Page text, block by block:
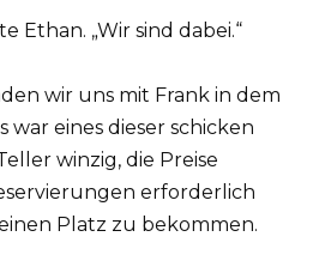
Ethan. „Wir sind dabei.“
wir uns mit Frank in dem
war eines dieser schicken
winzig, die Preise
erforderlich
Platz zu bekommen.